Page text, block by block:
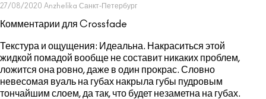
27/08/2020 Anzhelika Санкт-Петербург
Комментарии для Crossfade
Текстура и ощущения: Идеальна. Накраситься этой
жидкой помадой вообще не составит никаких проблем,
ложится она ровно, даже в один прокрас. Словно
невесомая вуаль на губах накрыла губы пудровым
тончайшим слоем, да так, что будет незаметна на губах.